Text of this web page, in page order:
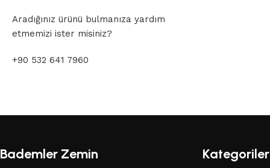
Aradığınız ürünü bulmanıza yardım
etmemizi ister misiniz?
+90 532 641 7960
Bademler Zemin Kategoriler